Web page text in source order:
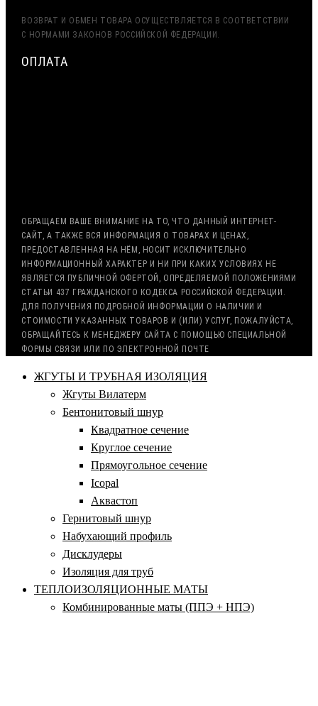
ВОЗВРАТ И ОБМЕН ТОВАРА ОСУЩЕСТВЛЯЕТСЯ В СООТВЕТСТВИИ
С НОРМАМИ ЗАКОНОВ РОССИЙСКОЙ ФЕДЕРАЦИИ.
ОПЛАТА
ОБРАЩАЕМ ВАШЕ ВНИМАНИЕ НА ТО, ЧТО ДАННЫЙ ИНТЕРНЕТ-
САЙТ, А ТАКЖЕ ВСЯ ИНФОРМАЦИЯ О ТОВАРАХ И ЦЕНАХ,
ПРЕДОСТАВЛЕННАЯ НА НЁМ, НОСИТ ИСКЛЮЧИТЕЛЬНО
ИНФОРМАЦИОННЫЙ ХАРАКТЕР И НИ ПРИ КАКИХ УСЛОВИЯХ НЕ
ЯВЛЯЕТСЯ ПУБЛИЧНОЙ ОФЕРТОЙ, ОПРЕДЕЛЯЕМОЙ ПОЛОЖЕНИЯМИ
СТАТЬИ 437 ГРАЖДАНСКОГО КОДЕКСА РОССИЙСКОЙ ФЕДЕРАЦИИ.
ДЛЯ ПОЛУЧЕНИЯ ПОДРОБНОЙ ИНФОРМАЦИИ О НАЛИЧИИ И
СТОИМОСТИ УКАЗАННЫХ ТОВАРОВ И (ИЛИ) УСЛУГ, ПОЖАЛУЙСТА,
ОБРАЩАЙТЕСЬ К МЕНЕДЖЕРУ САЙТА С ПОМОЩЬЮ СПЕЦИАЛЬНОЙ
ФОРМЫ СВЯЗИ ИЛИ ПО ЭЛЕКТРОННОЙ ПОЧТЕ
ЖГУТЫ И ТРУБНАЯ ИЗОЛЯЦИЯ
Жгуты Вилатерм
Бентонитовый шнур
Квадратное сечение
Круглое сечение
Прямоугольное сечение
Icopal
Аквастоп
Гернитовый шнур
Набухающий профиль
Дисклудеры
Изоляция для труб
ТЕПЛОИЗОЛЯЦИОННЫЕ МАТЫ
Комбинированные маты (ППЭ + НПЭ)